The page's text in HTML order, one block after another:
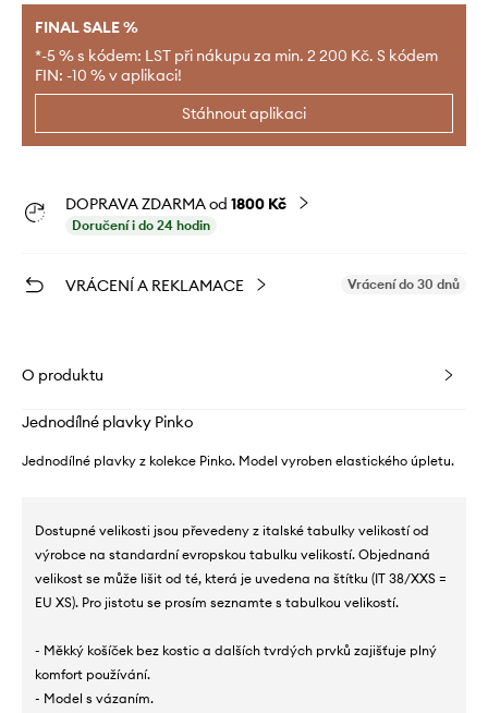
FINAL SALE %
*-5 % s kódem: LST při nákupu za min. 2 200 Kč. S kódem
FIN: -10 % v aplikaci!
Stáhnout aplikaci
DOPRAVA ZDARMA od 1800 Kč
Doručení i do 24 hodin
VRÁCENÍ A REKLAMACE Vrácení do 30 dnů
O produktu
Jednodílné plavky Pinko
Jednodílné plavky z kolekce Pinko. Model vyroben elastického úpletu.
Dostupné velikosti jsou převedeny z italské tabulky velikostí od
výrobce na standardní evropskou tabulku velikostí. Objednaná
velikost se může lišit od té, která je uvedena na štítku (IT 38/XXS =
EU XS). Pro jistotu se prosím seznamte s tabulkou velikostí.
- Měkký košíček bez kostic a dalších tvrdých prvků zajišťuje plný
komfort používání.
- Model s vázaním.